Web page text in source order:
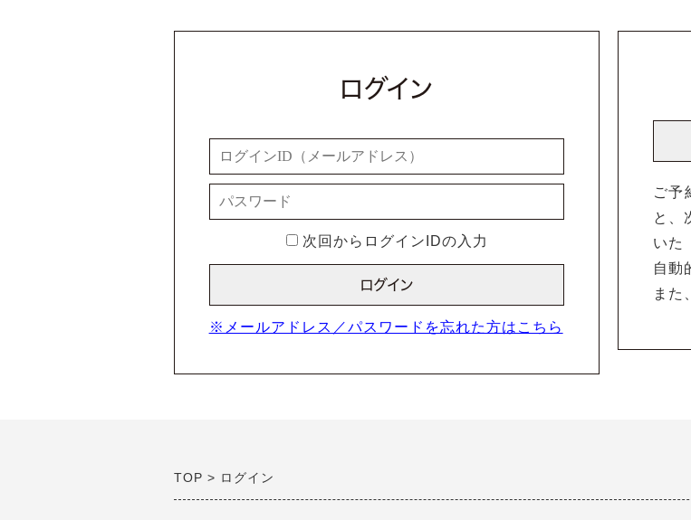
ログイン
次回からログインIDの入力
※メールアドレス／パスワードを忘れた方はこちら
ご予
と、
いた
自動
また
TOP ログイン